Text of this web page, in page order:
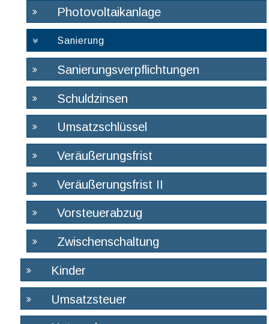
Photovoltaikanlage
Sanierung
Sanierungsverpflichtungen
Schuldzinsen
Umsatzschlüssel
Veräußerungsfrist
Veräußerungsfrist II
Vorsteuerabzug
Zwischenschaltung
Kinder
Umsatzsteuer